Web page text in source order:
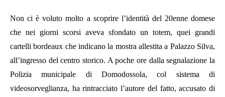
Non ci è voluto molto a scoprire l’identità del 20enne domese
che nei giorni scorsi aveva sfondato un totem, quei grandi
cartelli bordeaux che indicano la mostra allestita a Palazzo Silva,
all’ingresso del centro storico. A poche ore dalla segnalazione la
Polizia municipale di Domodossola, col sistema di
videosorveglianza, ha rintracciato l’autore del fatto, accusato di